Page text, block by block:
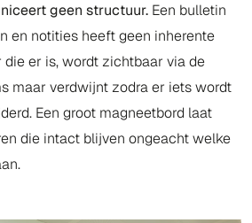
geen structuur. Een bulletin
en notities heeft geen inherente
er is, wordt zichtbaar via de
maar verdwijnt zodra er iets wordt
Een groot magneetbord laat
die intact blijven ongeacht welke